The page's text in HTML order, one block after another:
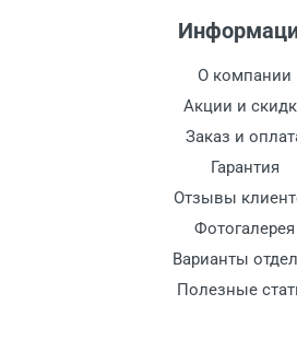
О компании
Акции и
Заказ и
Гарантия
Отзывы
Фотогалерея
Варианты
Полезные